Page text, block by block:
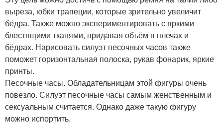
выреза, юбки трапеции, которые зрительно увеличит
бёдра. Также можно экспериментировать с яркими
блестящими тканями, придавая объём в плечах и
бёдрах. Нарисовать силуэт песочных часов также
поможет горизонтальная полоска, рукав фонарик, яркие
принты.
Песочные часы. Обладательницам этой фигуры очень
повезло. Силуэт песочные часы самым женственным и
сексуальным считается. Однако даже такую фигуру
можно испортить.